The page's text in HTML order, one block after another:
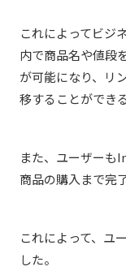
これによってビジ
内で商品名や値段
が可能になり、リ
移することができ
また、ユーザーも
商品の購入まで完
これによって、ユ
した。